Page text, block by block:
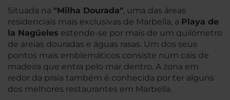
Situada na "Milha Dourada", uma das áreas
residenciais mais exclusivas de Marbella, a Playa de
la Nagüeles estende-se por mais de um quilómetro
de areias douradas e águas rasas. Um dos seus
pontos mais emblemáticos consiste num cais de
madeira que entra pelo mar dentro. A zona em
redor da praia também é conhecida por ter alguns
dos melhores restaurantes em Marbella.